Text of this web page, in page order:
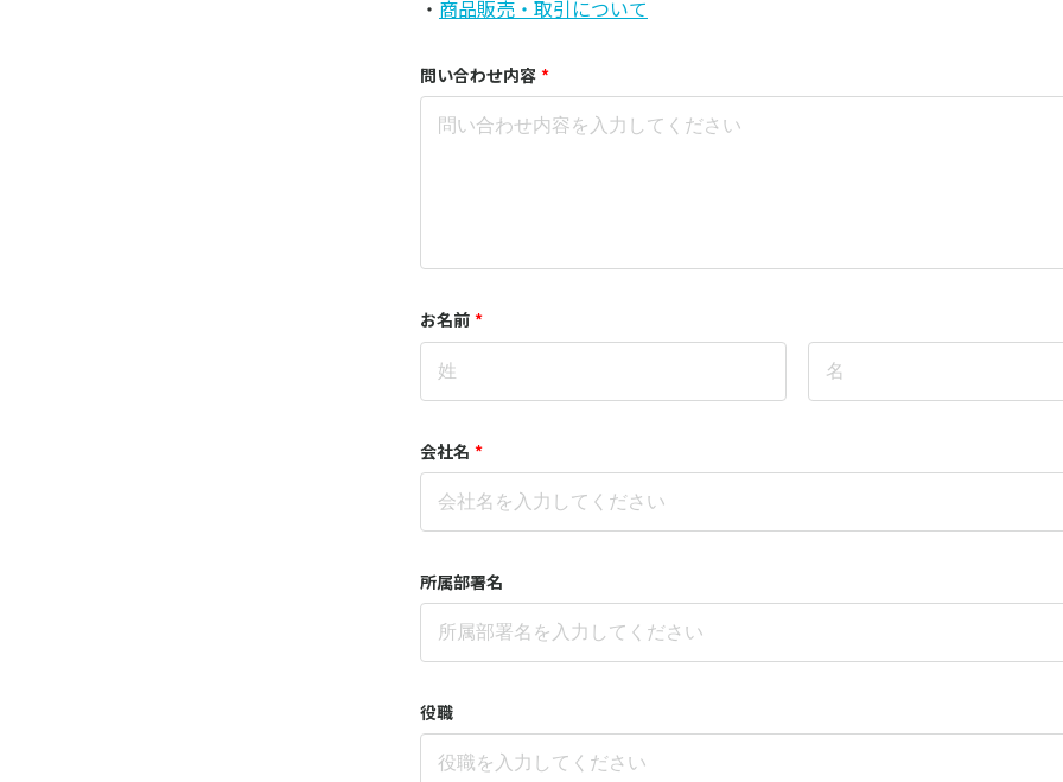
・ 商品販売・取引について
問い合わせ内容 *
お名前 *
会社名 *
所属部署名
役職